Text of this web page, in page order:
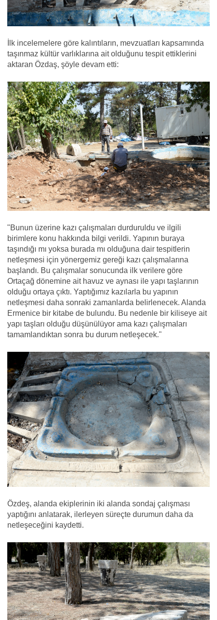
İlk incelemelere göre kalıntıların, mevzuatları kapsamında
taşınmaz kültür varlıklarına ait olduğunu tespit ettiklerini
aktaran Özdaş, şöyle devam etti:
"Bunun üzerine kazı çalışmaları durduruldu ve ilgili
birimlere konu hakkında bilgi verildi. Yapının buraya
taşındığı mı yoksa burada mı olduğuna dair tespitlerin
netleşmesi için yönergemiz gereği kazı çalışmalarına
başlandı. Bu çalışmalar sonucunda ilk verilere göre
Ortaçağ dönemine ait havuz ve aynası ile yapı taşlarının
olduğu ortaya çıktı. Yaptığımız kazılarla bu yapının
netleşmesi daha sonraki zamanlarda belirlenecek. Alanda
Ermenice bir kitabe de bulundu. Bu nedenle bir kiliseye ait
yapı taşları olduğu düşünülüyor ama kazı çalışmaları
tamamlandıktan sonra bu durum netleşecek."
Özdeş, alanda ekiplerinin iki alanda sondaj çalışması
yaptığını anlatarak, ilerleyen süreçte durumun daha da
netleşeceğini kaydetti.